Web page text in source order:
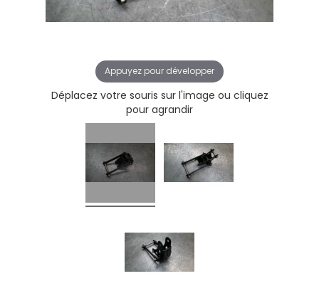
Appuyez pour développer
Déplacez votre souris sur l'image ou cliquez
pour agrandir